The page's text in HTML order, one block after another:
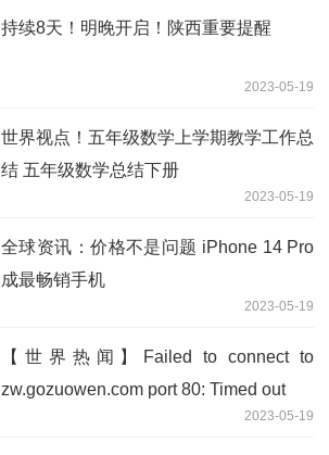
持续8天！明晚开启！陕西重要提醒
2023-05-19
世界视点！五年级数学上学期教学工作总
结 五年级数学总结下册
2023-05-19
全球资讯：价格不是问题 iPhone 14 Pro
成最畅销手机
2023-05-19
【世界热闻】Failed to connect to
zw.gozuowen.com port 80: Timed out
2023-05-19